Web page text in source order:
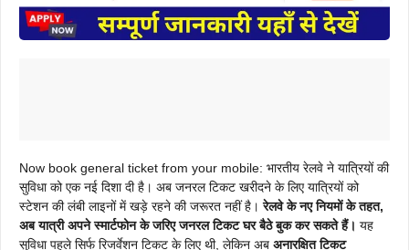
Now book general ticket from your mobile: भारतीय रेलवे ने यात्रियों की
सुविधा को एक नई दिशा दी है। अब जनरल टिकट खरीदने के लिए यात्रियों को
स्टेशन की लंबी लाइनों में खड़े रहने की जरूरत नहीं है।रेलवे के नए नियमों के तहत,
अब यात्री अपने स्मार्टफोन के जरिए जनरल टिकट घर बैठे बुक कर सकते हैं। यह
सुविधा पहले सिर्फ रिजर्वेशन टिकट के लिए थी, लेकिन अब अनारक्षित टिकट